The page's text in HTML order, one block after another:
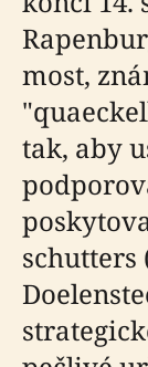
most,
tak, aby
schutters